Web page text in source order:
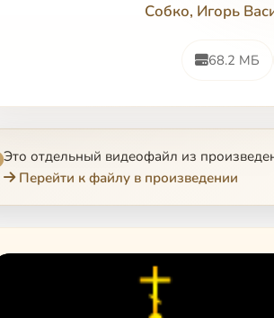
Собко, Игорь
68.2 МБ
Это отдельный видеофайл из
Перейти к файлу в произведении